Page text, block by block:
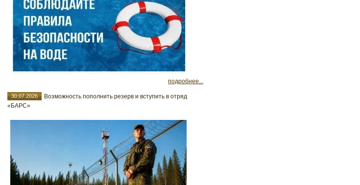
подробнее...
30.07.2026
Возможность пополнить резерв и вступить в отряд
«БАРС»